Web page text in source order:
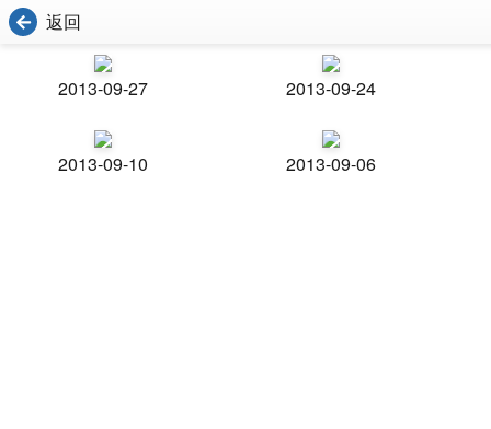
返回
2013-09-27 2013-09-24
2013-09-10 2013-09-06